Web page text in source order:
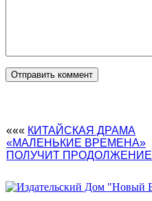
««« КИТАЙСКАЯ ДРАМА
«МАЛЕНЬКИЕ ВРЕМЕНА»
ПОЛУЧИТ ПРОДОЛЖЕНИЕ